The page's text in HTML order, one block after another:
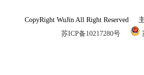
CopyRight WuJin All Right
苏ICP备10217280号